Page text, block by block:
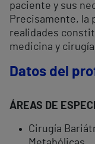
paciente y sus
Precisamente, la
realidades
medicina y
Datos del
ÁREAS DE
Cirugía